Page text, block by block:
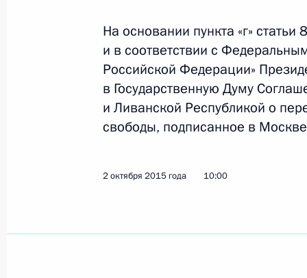
за 2014 год
6 октября 2015 года, 18:10
Подписан закон об исполнении
6 октября 2015 года, 09:30
На основании пункта «г»
и в соответствии с
Российской Федерации»
в Государственную Думу
и Ливанской Республикой о
свободы, подписанное в
2 октября 2015 года 10:00